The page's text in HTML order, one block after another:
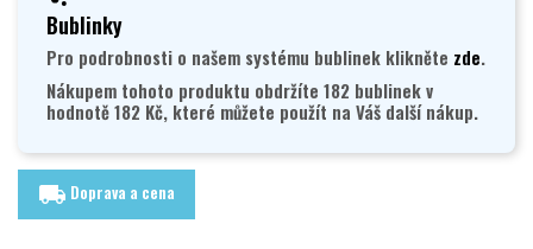
Bublinky
Pro podrobnosti o našem systému bublinek klikněte zde.
Nákupem tohoto produktu obdržíte 182 bublinek v
hodnotě 182 Kč, které můžete použít na Váš další nákup.
local_shipping Doprava a cena